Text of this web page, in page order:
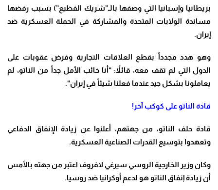
بريطانيا وإسبانيا التي وصفها بالـ”شريك الفظيع”) بسبب رفضها
مساندة الولايات المتحدة والمشاركة في الحملة العسكرية ضد
إيران.
وهو هدد مجدداً بقطع العلاقات التجارية وفرض عقوبات على
الدول التي لم تقف معه، قائلاً: “أنا خائب الأمل جداً من الناتو، لم
يعاملونا بشكل جيد عندما فعلنا شيئاً في إيران“.
قادة الناتو على كوكب آخر !
قادة حلف الناتو، من جهتهم، أعلنوا عن زيادة الإنفاق الدفاعي
وتعهدوا بتوسيع القدرات الصناعية العسكرية.
وكان وزير الخارجية الروسي سيرغي لافروف اعتبر من جهته بالأمس
أن زيادة إنفاق الناتو هو لدعم أوكرانيا ضد روسيا.